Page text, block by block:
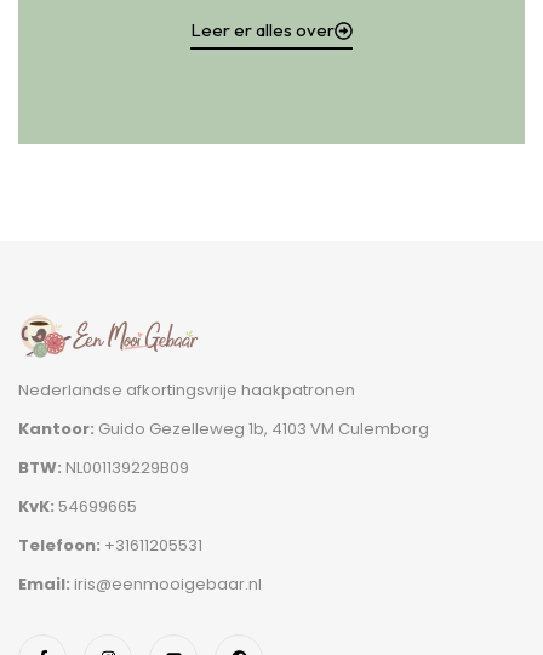
Leer er alles over
Nederlandse afkortingsvrije haakpatronen
Kantoor: Guido Gezelleweg 1b, 4103 VM Culemborg
BTW: NL001139229B09
KvK: 54699665
Telefoon: +31611205531
Email: iris@eenmooigebaar.nl